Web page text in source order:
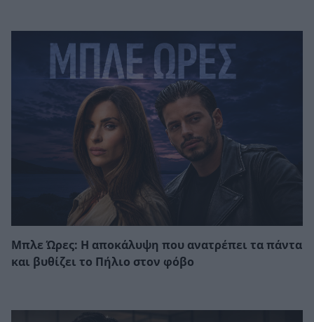
Μπλε Ώρες: Η αποκάλυψη που ανατρέπει τα πάντα
και βυθίζει το Πήλιο στον φόβο